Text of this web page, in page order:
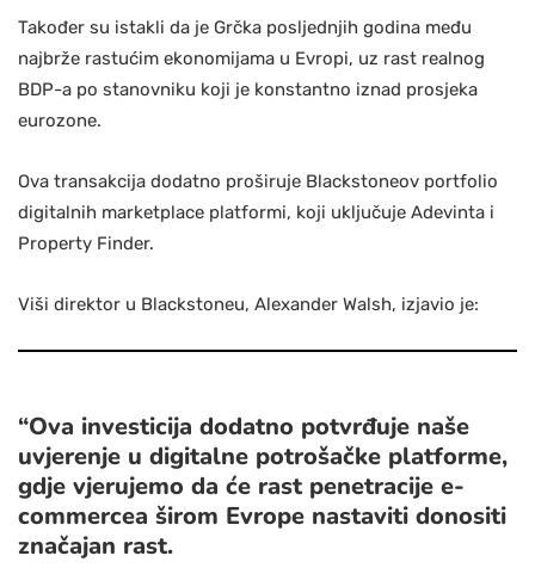
Također su istakli da je Grčka posljednjih godina među
najbrže rastućim ekonomijama u Evropi, uz rast realnog
BDP-a po stanovniku koji je konstantno iznad prosjeka
eurozone.
Ova transakcija dodatno proširuje Blackstoneov portfolio
digitalnih marketplace platformi, koji uključuje Adevinta i
Property Finder.
Viši direktor u Blackstoneu, Alexander Walsh, izjavio je:
“Ova investicija dodatno potvrđuje naše
uvjerenje u digitalne potrošačke platforme,
gdje vjerujemo da će rast penetracije e-
commercea širom Evrope nastaviti donositi
značajan rast.